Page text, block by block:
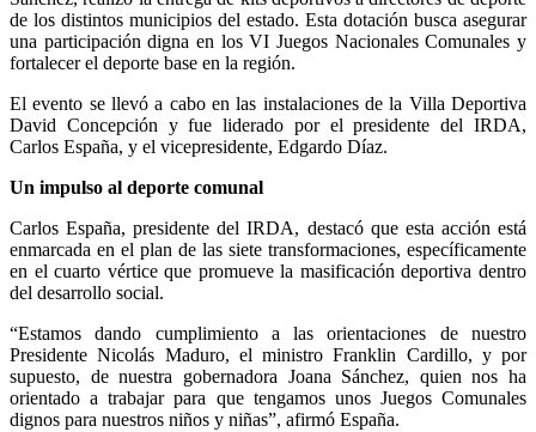
de los distintos municipios del estado. Esta dotación busca asegurar
una participación digna en los VI Juegos Nacionales Comunales y
fortalecer el deporte base en la región.
El evento se llevó a cabo en las instalaciones de la Villa Deportiva
David Concepción y fue liderado por el presidente del IRDA,
Carlos España, y el vicepresidente, Edgardo Díaz.
Un impulso al deporte comunal
Carlos España, presidente del IRDA, destacó que esta acción está
enmarcada en el plan de las siete transformaciones, específicamente
en el cuarto vértice que promueve la masificación deportiva dentro
del desarrollo social.
“Estamos dando cumplimiento a las orientaciones de nuestro
Presidente Nicolás Maduro, el ministro Franklin Cardillo, y por
supuesto, de nuestra gobernadora Joana Sánchez, quien nos ha
orientado a trabajar para que tengamos unos Juegos Comunales
dignos para nuestros niños y niñas”, afirmó España.